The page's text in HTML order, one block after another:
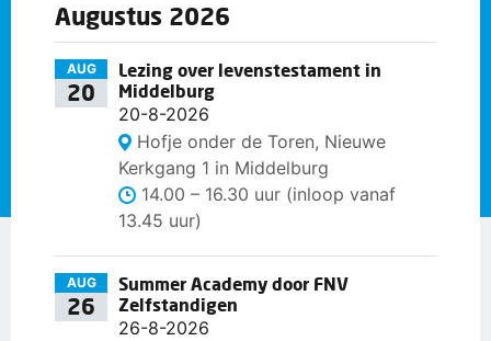
Augustus 2026
AUG
20
Lezing over levenstestament in
Middelburg
20-8-2026
Hofje onder de Toren, Nieuwe
Kerkgang 1 in Middelburg
14.00 – 16.30 uur (inloop vanaf
13.45 uur)
AUG
26
Summer Academy door FNV
Zelfstandigen
26-8-2026